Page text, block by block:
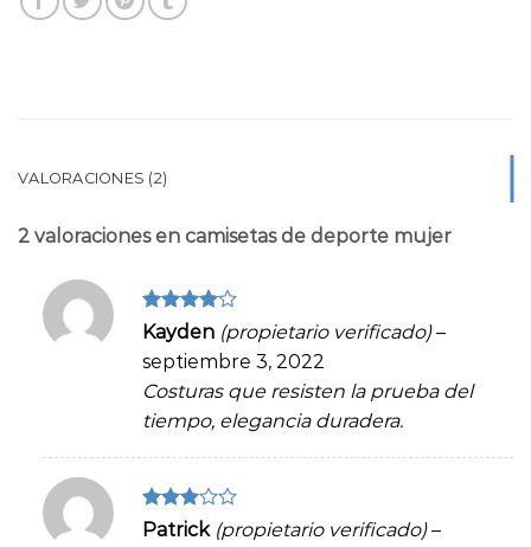
VALORACIONES (2)
2 valoraciones en camisetas de deporte mujer
Valorado
en4
5
Kayden (propietario verificado) –
septiembre 3, 2022
Costuras que resisten la prueba del
tiempo, elegancia duradera.
Valorado
Patrick (propietario verificado) –